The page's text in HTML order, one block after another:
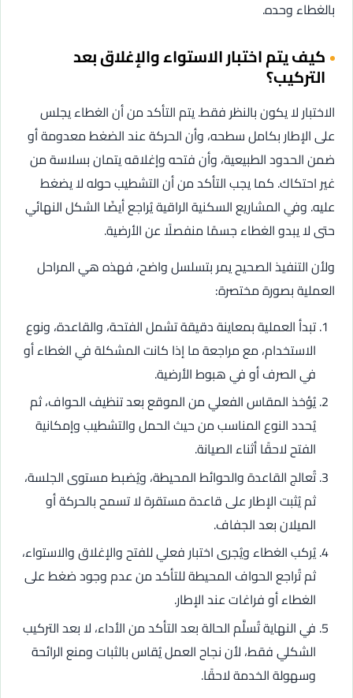
بالغطاء وحده.
كيف يتم اختبار الاستواء والإغلاق بعد
التركيب؟
الاختبار لا يكون بالنظر فقط. يتم التأكد من أن الغطاء يجلس
على الإطار بكامل سطحه، وأن الحركة عند الضغط معدومة أو
ضمن الحدود الطبيعية، وأن فتحه وإغلاقه يتمان بسلاسة من
غير احتكاك. كما يجب التأكد من أن التشطيب حوله لا يضغط
عليه. وفي المشاريع السكنية الراقية يُراجع أيضًا الشكل النهائي
حتى لا يبدو الغطاء جسمًا منفصلًا عن الأرضية.
ولأن التنفيذ الصحيح يمر بتسلسل واضح، فهذه هي المراحل
العملية بصورة مختصرة:
تبدأ العملية بمعاينة دقيقة تشمل الفتحة، والقاعدة، ونوع
الاستخدام، مع مراجعة ما إذا كانت المشكلة في الغطاء أو
في الصرف أو في هبوط الأرضية.
يُؤخذ المقاس الفعلي من الموقع بعد تنظيف الحواف، ثم
يُحدد النوع المناسب من حيث الحمل والتشطيب وإمكانية
الفتح لاحقًا أثناء الصيانة.
تُعالج القاعدة والحوائط المحيطة، ويُضبط مستوى الجلسة،
ثم يُثبت الإطار على قاعدة مستقرة لا تسمح بالحركة أو
الميلان بعد الجفاف.
يُركب الغطاء ويُجرى اختبار فعلي للفتح والإغلاق والاستواء،
ثم تُراجع الحواف المحيطة للتأكد من عدم وجود ضغط على
الغطاء أو فراغات عند الإطار.
في النهاية تُسلَّم الحالة بعد التأكد من الأداء، لا بعد التركيب
الشكلي فقط، لأن نجاح العمل يُقاس بالثبات ومنع الرائحة
وسهولة الخدمة لاحقًا.